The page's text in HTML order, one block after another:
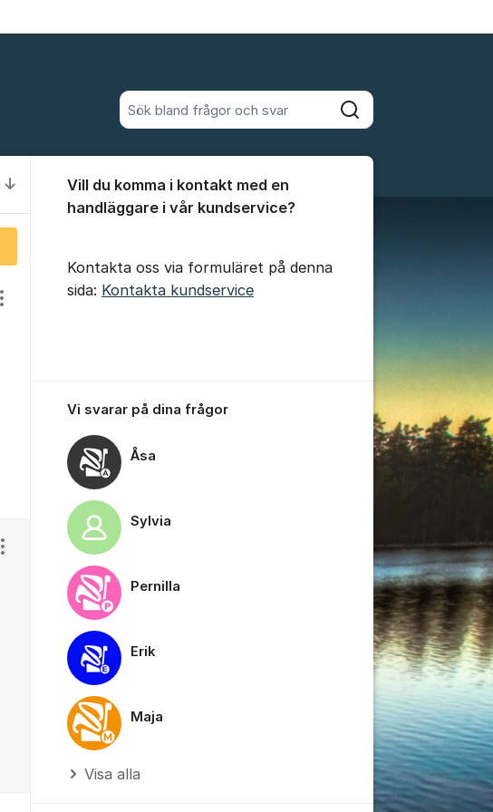
Sök bland alla inlägg
Sök
Till senaste kommentaren
Visa/dölj inställningar för inlägg/kommentar
Visa/dölj inställningar för inlägg/kommentar
Vill du komma i kontakt med en
handläggare i vår kundservice?
Kontakta oss via formuläret på denna
sida: Kontakta kundservice
Vi svarar på dina frågor
Åsa
Sylvia
Pernilla
Erik
Maja
Visa alla